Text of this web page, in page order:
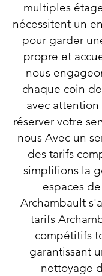
multiples
nécessitent un
pour garder
propre et
nous
chaque coin
avec
réserver votre
nous Avec un
des tarifs
simplifions la
espaces
Archambault
tarifs
compétitifs
garantissant
nettoyage